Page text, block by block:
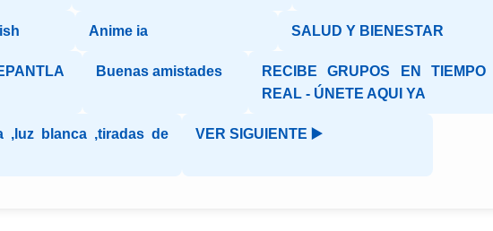
Anime ia SALUD Y BIENESTAR
Buenas amistades
RECIBE GRUPOS EN TIEMPO
REAL - ÚNETE AQUI YA
,luz blanca ,tiradas de
VER SIGUIENTE ▶️